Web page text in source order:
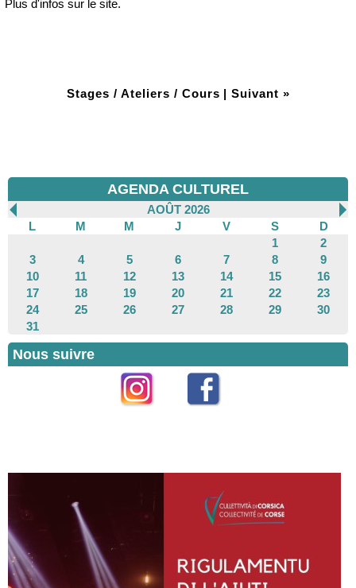
Plus d'infos sur le site.
Stages / Ateliers / Cours | Suivant »
AGENDA CULTUREL
AOÛT 2026
L
M M J V S
D
1
2
3
4 5 6 7 8
9
10
11 12 13 14 15
16
17
18 19 20 21 22
23
24
25 26 27 28 29
30
31
Nous suivre